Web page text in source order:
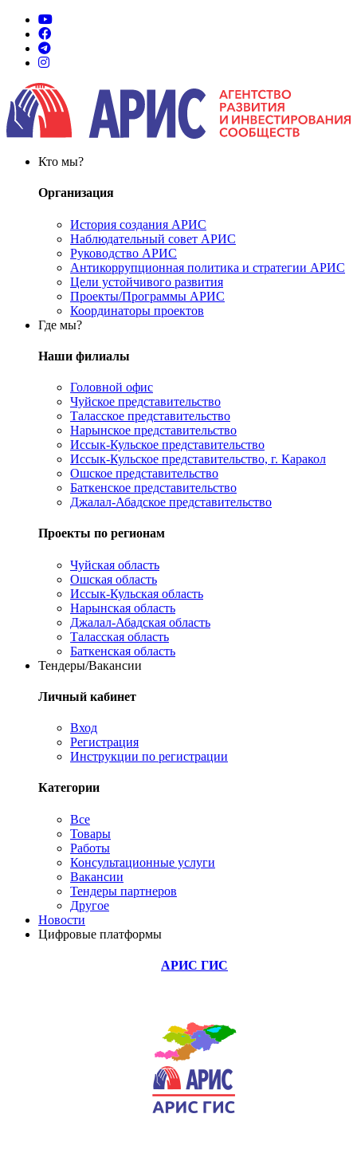
Кто мы?
Организация
История создания АРИС
Наблюдательный совет АРИС
Руководство АРИС
Антикоррупционная политика и стратегии АРИС
Цели устойчивого развития
Проекты/Программы АРИС
Координаторы проектов
Где мы?
Наши филиалы
Головной офис
Чуйское представительство
Таласское представительство
Нарынское представительство
Иссык-Кульское представительство
Иссык-Кульское представительство, г. Каракол
Ошское представительство
Баткенское представительство
Джалал-Абадское представительство
Проекты по регионам
Чуйская область
Ошская область
Иссык-Кульская область
Нарынская область
Джалал-Абадская область
Таласская область
Баткенская область
Тендеры/Вакансии
Личный кабинет
Вход
Регистрация
Инструкции по регистрации
Категории
Все
Товары
Работы
Консультационные услуги
Вакансии
Тендеры партнеров
Другое
Новости
Цифровые платформы
АРИС ГИС